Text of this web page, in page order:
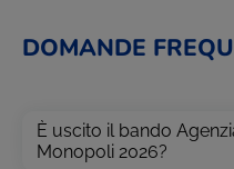
DOMANDE
È uscito il bando
Monopoli 2026?